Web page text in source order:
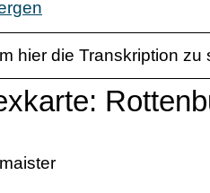
hier die Transkription zu